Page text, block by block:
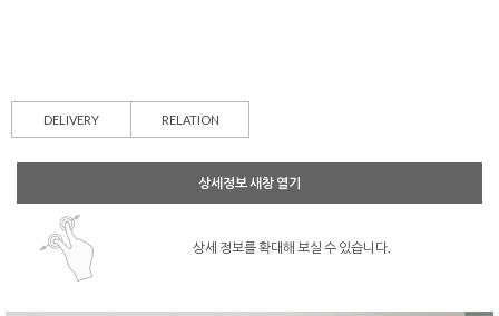
DELIVERY RELATION
상세정보 새창 열기
상세 정보를 확대해 보실 수 있습니다.